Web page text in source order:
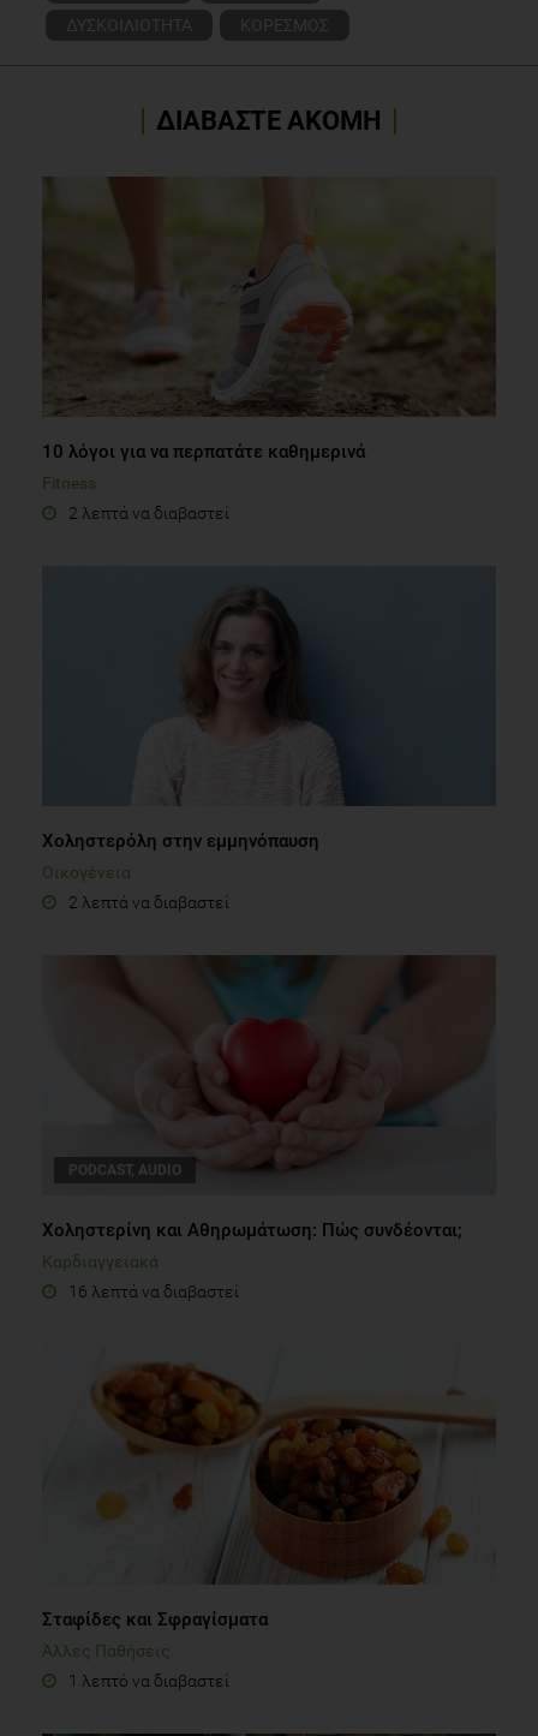
ΔΥΣΚΟΙΛΙΟΤΗΤΑ
ΚΟΡΕΣΜΟΣ
ΔΙΑΒΑΣΤΕ ΑΚΟΜΗ
10 λόγοι για να περπατάτε καθημερινά
Fitness
2 λεπτά να διαβαστεί
Xοληστερόλη στην εμμηνόπαυση
Οικογένεια
2 λεπτά να διαβαστεί
PODCAST, AUDIO
Χοληστερίνη και Αθηρωμάτωση: Πώς συνδέονται;
Καρδιαγγειακά
16 λεπτά να διαβαστεί
Σταφίδες και Σφραγίσματα
Άλλες Παθήσεις
1 λεπτό να διαβαστεί